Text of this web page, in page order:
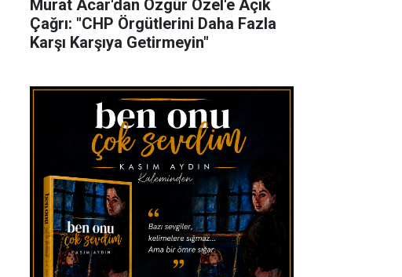
Murat Acar'dan Özgür Özel'e Açık
Çağrı: "CHP Örgütlerini Daha Fazla
Karşı Karşıya Getirmeyin"